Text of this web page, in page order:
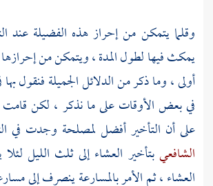
وقلما يتمكن من إحراز هذه الفضيلة عند
يمكث فيها لطول المدة ، ويتمكن من
أولى ، وما ذكر من الدلائل الجميلة فنقول
في بعض الأوقات على ما نذكر ، لكن قامت
على أن التأخير أفضل لمصلحة وجدت في
الشافعيبتأخير العشاء إلى ثلث الليل
العشاء ، ثم الأمر بالمسارعة ينصرف إلى